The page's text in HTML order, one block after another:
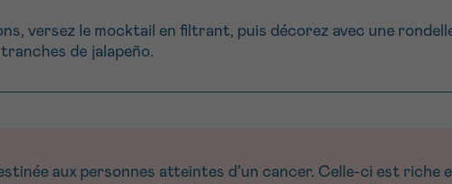
versez le mocktail en filtrant, puis décorez avec une
de jalapeño.
aux personnes atteintes d’un cancer. Celle-ci est riche